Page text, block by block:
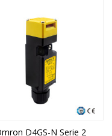
D4GS-N Serie 2